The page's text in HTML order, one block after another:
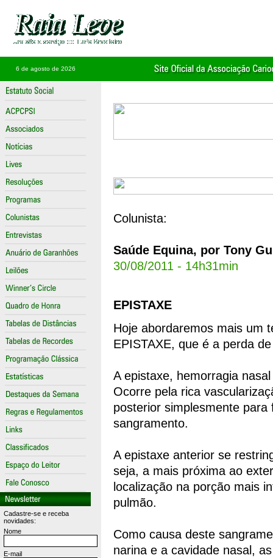
6 de agosto de 2026
Cadastre-se e receba
novidades:
Nome
E-mail
Colunista:
Saúde Equina, por Tony
30/08/2011 - 14h31min
EPISTAXE
Hoje abordaremos mais um
EPISTAXE, que é a perda
A epistaxe, hemorragia
Ocorre pela rica
posterior simplesmente
sangramento.
A epistaxe anterior se
seja, a mais próxima ao
localização na porção mais
pulmão.
Como causa deste
narina e a cavidade nasal,